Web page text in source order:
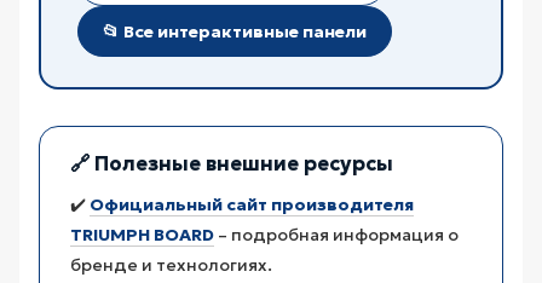
📂 Все интерактивные панели
🔗 Полезные внешние ресурсы
✔️ Официальный сайт производителя
TRIUMPH BOARD – подробная информация о
бренде и технологиях.